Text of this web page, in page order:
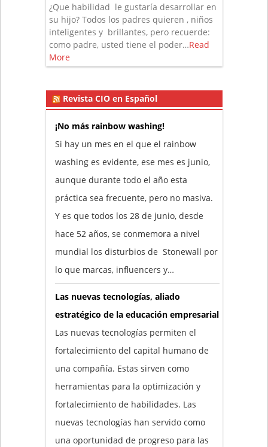
¿Que habilidad le gustaría desarrollar en
su hijo? Todos los padres quieren , niños
inteligentes y brillantes, pero recuerde:
como padre, usted tiene el poder…Read
More
Revista CIO en Español
¡No más rainbow washing!
Si hay un mes en el que el rainbow
washing es evidente, ese mes es junio,
aunque durante todo el año esta
práctica sea frecuente, pero no masiva.
Y es que todos los 28 de junio, desde
hace 52 años, se conmemora a nivel
mundial los disturbios de Stonewall por
lo que marcas, influencers y…
Las nuevas tecnologías, aliado
estratégico de la educación empresarial
Las nuevas tecnologías permiten el
fortalecimiento del capital humano de
una compañía. Estas sirven como
herramientas para la optimización y
fortalecimiento de habilidades. Las
nuevas tecnologías han servido como
una oportunidad de progreso para las